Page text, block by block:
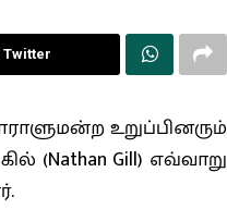
Twitter
உறுப்பினரும்
(Nathan Gill) எவ்வாறு